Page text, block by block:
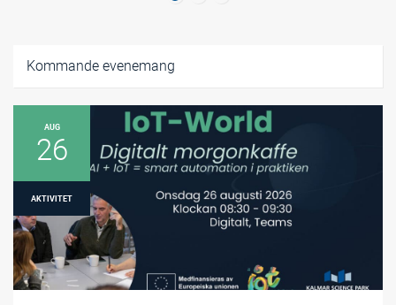
Kommande evenemang
AUG
26
AKTIVITET